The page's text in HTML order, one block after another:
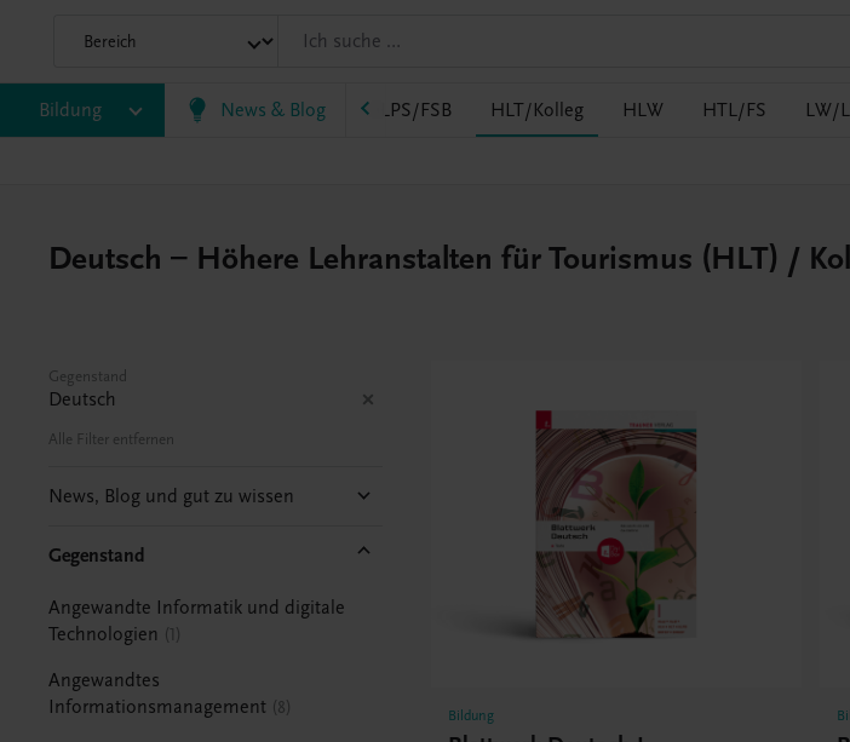
Bildung News & Blog
HAS HF/TFS HLM/HLK HLPS/FSB HLT/Kolleg HLW HTL/FS LW/
Deutsch – Höhere Lehranstalten für Tourismus (HLT) /
Gegenstand
Deutsch
Alle Filter entfernen
News, Blog und gut zu wissen
Gegenstand
Angewandte Informatik und digitale
Technologien
1
Angewandtes
Informationsmanagement 8 Bildung